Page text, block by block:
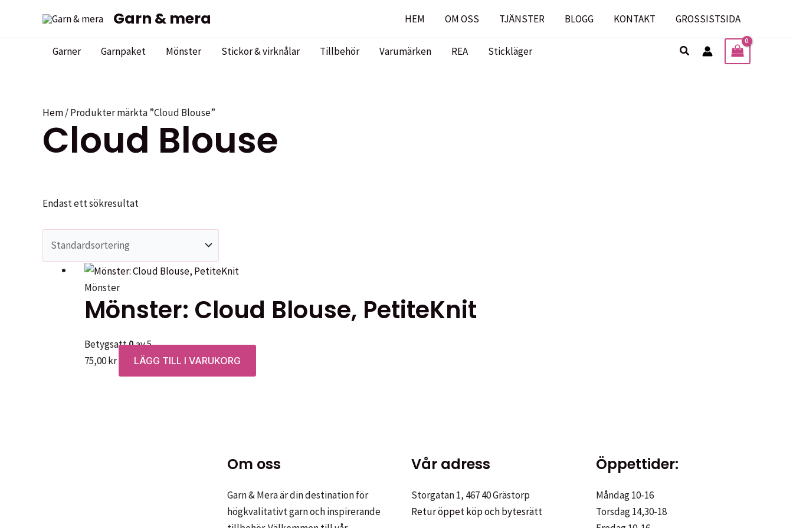
Garn & mera HEM OM OSS TJÄNSTER BLOGG KONTAKT GROSSISTSIDA
Garner Garnpaket Mönster Stickor & virknålar Tillbehör Varumärken REA Stickläger Sök
Hem/ Produkter märkta ”Cloud Blouse”
Cloud Blouse
Endast ett sökresultat
Mönster
Mönster: Cloud Blouse, PetiteKnit
Betygsatt0av 5
75,00kr LÄGG TILL I VARUKORG
Om oss
Garn & Mera är din destination för
högkvalitativt garn och inspirerande
Vår adress
Storgatan 1, 467 40 Grästorp
Retur öppet köp och bytesrätt
Öppettider:
Måndag 10-16
Torsdag 14,30-18